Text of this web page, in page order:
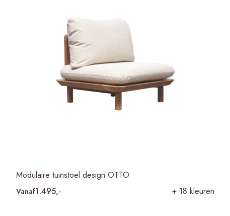
Modulaire tuinstoel design OTTO
Vanaf1.495,- + 18 kleuren